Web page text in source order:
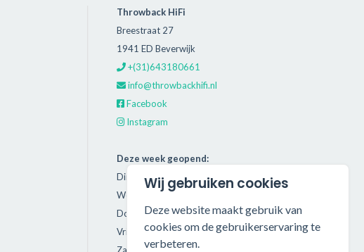
Throwback HiFi
Breestraat 27
1941 ED Beverwijk
+(31)643180661
info@throwbackhifi.nl
Facebook
Instagram
Deze week geopend:
Dinsdag: 11:00 - 18:00
Woensdag: 11:00 - 18:00
Donderdag: 11:00 - 21:00
Vrijdag: 11:00 - 18:00
Wij gebruiken cookies
Deze website maakt gebruik van
cookies om de gebruikerservaring te
verbeteren.